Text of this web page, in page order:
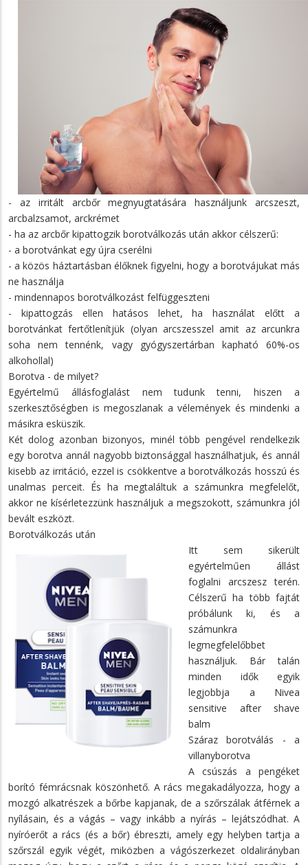
- az irritált arcbőr megnyugtatására használjunk arcszeszt,
arcbalzsamot, arckrémet
- ha az arcbőr kipattogzik borotválkozás után akkor célszerű:
- a borotvánkat egy újra cserélni
- a közös háztartásban élőknek figyelni, hogy a borotvájukat más
ne használja
- mindennapos borotválkozást felfüggeszteni
- kipattogzás ellen hatásos lehet, ha használat előtt a
borotvánkat fertőtlenítjük (olyan arcszesszel amit az arcunkra
soha nem tennénk, vagy gyógyszertárban kapható 60%-os
alkohollal)
Borotva - de milyet?
Egyértelmű állásfoglalást nem tudunk tenni, hiszen a
szerkesztőségben is megoszlanak a vélemények és mindenki a
másikra esküszik.
Két dolog azonban bizonyos, minél több pengével rendelkezik
egy borotva annál nagyobb biztonsággal használhatjuk, és annál
kisebb az irritáció, ezzel is csökkentve a borotválkozás hosszú és
unalmas perceit. És ha megtaláltuk a számunkra megfelelőt,
akkor ne kísérletezzünk használjuk a megszokott, számunkra jól
bevált eszközt.
Borotválkozás után
Itt sem sikerült
egyértelműen állást
foglalni arcszesz terén.
Célszerű ha több fajtát
próbálunk ki, és a
számunkra
legmegfelelőbbet
használjuk. Bár talán
minden idők egyik
legjobbja a Nivea
sensitive after shave
balm
Száraz borotválás - a
villanyborotva
A csúszás a pengéket
borító fémrácsnak köszönhető. A rács megakadályozza, hogy a
mozgó alkatrészek a bőrbe kapjanak, de a szőrszálak átférnek a
nyílásain, és a vágás – vagy inkább a nyírás – lejátszódhat. A
nyíróerőt a rács (és a bőr) ébreszti, amely egy helyben tartja a
szőrszál egyik végét, miközben a vágószerkezet oldalirányban